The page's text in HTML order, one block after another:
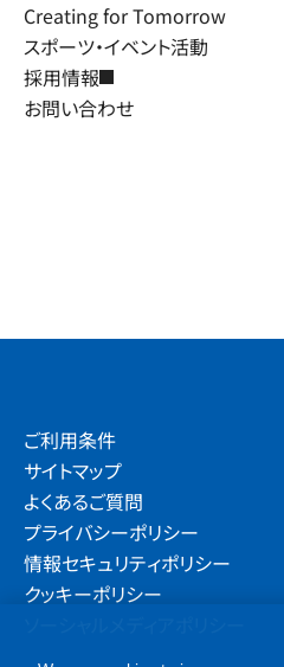
Creating for Tomorrow
スポーツ・イベント活動
採用情報
お問い合わせ
ご利用条件
サイトマップ
よくあるご質問
プライバシーポリシー
情報セキュリティポリシー
クッキーポリシー